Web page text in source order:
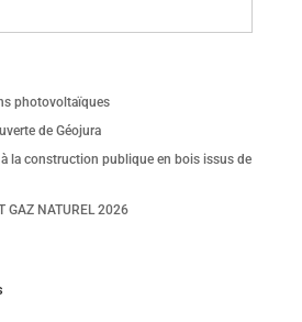
photovoltaïques
de Géojura
la construction publique en bois issus de
GAZ NATUREL 2026